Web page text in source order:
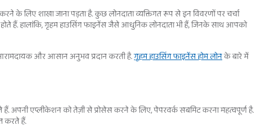
लिए शाखा जाना पड़ता है. कुछ लोनदाता व्यक्तिगत रूप से इन विवरणों पर चर्चा
हैं. हालांकि, गृहम हाउसिंग फाइनेंस जैसे आधुनिक लोनदाता भी हैं, जिनके साथ आपको
और आसान अनुभव प्रदान करती है.गृहम हाउसिंग फाइनेंस होम लोनके बारे में
अपनी एप्लीकेशन को तेज़ी से प्रोसेस करने के लिए, पेपरवर्क सबमिट करना महत्वपूर्ण है.
करते हैं.